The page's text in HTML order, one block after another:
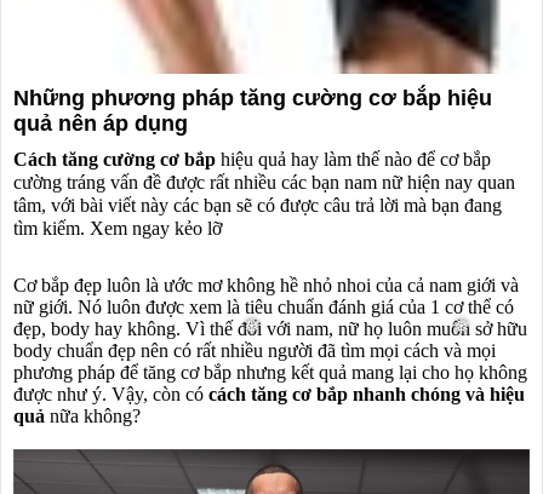
Những phương pháp tăng cường cơ bắp hiệu
quả nên áp dụng
Cách tăng cường cơ bắp hiệu quả hay làm thế nào để cơ bắp
cường tráng vấn đề được rất nhiều các bạn nam nữ hiện nay quan
tâm, với bài viết này các bạn sẽ có được câu trả lời mà bạn đang
tìm kiếm. Xem ngay kẻo lỡ
Cơ bắp đẹp luôn là ước mơ không hề nhỏ nhoi của cả nam giới và
nữ giới. Nó luôn được xem là tiêu chuẩn đánh giá của 1 cơ thể có
đẹp, body hay không. Vì thế đối với nam, nữ họ luôn muốn sở hữu
body chuẩn đẹp nên có rất nhiều người đã tìm mọi cách và mọi
phương pháp để tăng cơ bắp nhưng kết quả mang lại cho họ không
được như ý. Vậy, còn có cách tăng cơ bắp nhanh chóng và hiệu
quả nữa không?